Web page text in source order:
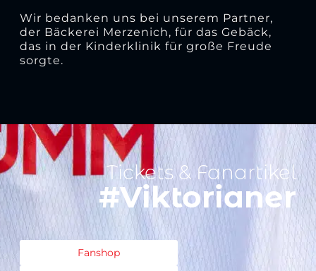
Wir bedanken uns bei unserem Partner,
der Bäckerei Merzenich, für das Gebäck,
das in der Kinderklinik für große Freude
sorgte.
Tickets & Fanartikel
#Viktorianer
Fanshop